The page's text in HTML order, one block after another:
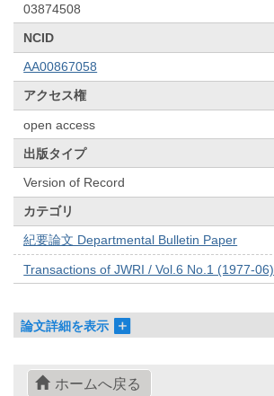
03874508
NCID
AA00867058
アクセス権
open access
出版タイプ
Version of Record
カテゴリ
紀要論文 Departmental Bulletin Paper
Transactions of JWRI / Vol.6 No.1 (1977-06)
論文詳細を表示
ホームへ戻る